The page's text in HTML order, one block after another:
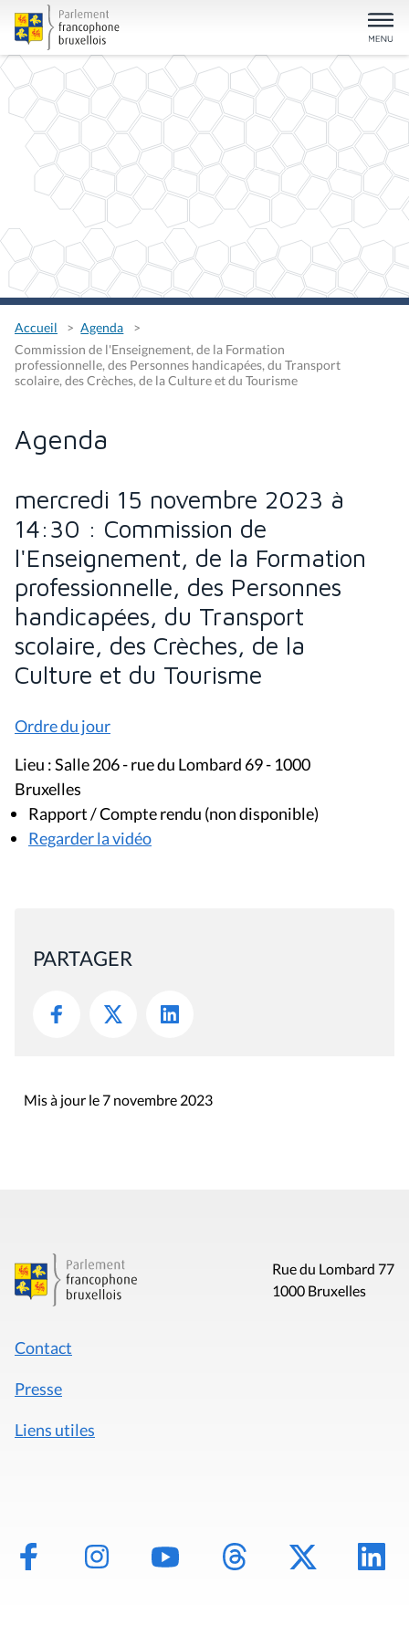
Accueil
Agenda
Commission de l'Enseignement, de la Formation
professionnelle, des Personnes handicapées, du Transport
scolaire, des Crèches, de la Culture et du Tourisme
Agenda
mercredi 15 novembre 2023 à
14:30 : Commission de
l'Enseignement, de la Formation
professionnelle, des Personnes
handicapées, du Transport
scolaire, des Crèches, de la
Culture et du Tourisme
Ordre du jour
Lieu : Salle 206 - rue du Lombard 69 - 1000
Bruxelles
Rapport / Compte rendu (non disponible)
Regarder la vidéo
PARTAGER
Mis à jour le 7 novembre 2023
Rue du Lombard 77
1000 Bruxelles
Contact
Presse
Liens utiles